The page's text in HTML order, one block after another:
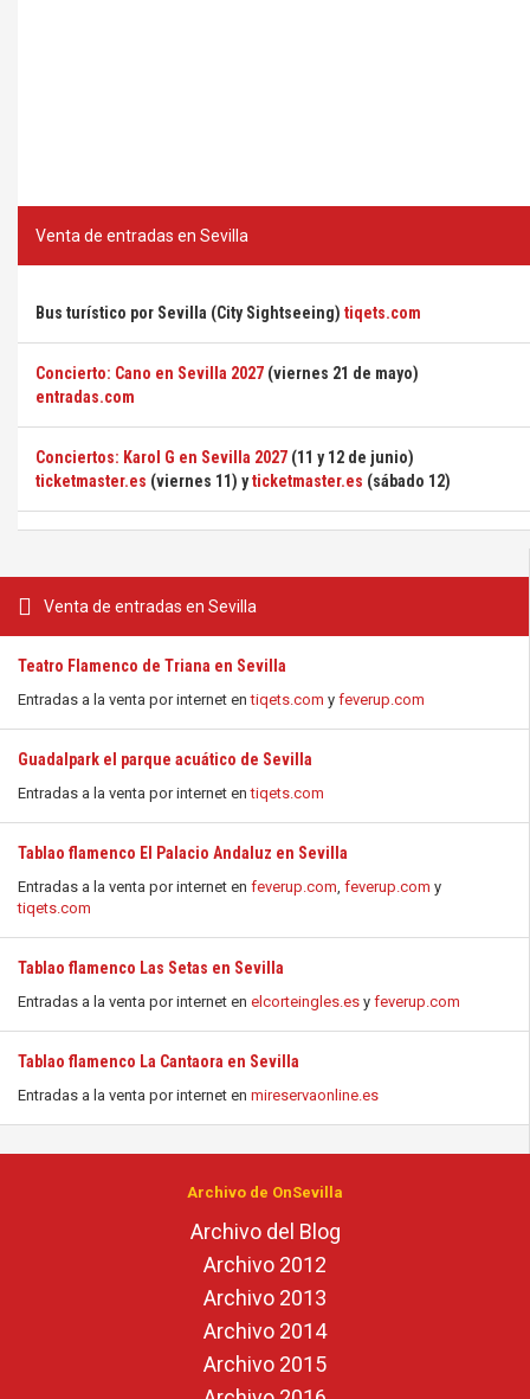
Venta de entradas en Sevilla
Teatro Flamenco de Triana en Sevilla
Entradas a la venta por internet entiqets.com y feverup.com
Guadalpark el parque acuático de Sevilla
Entradas a la venta por internet entiqets.com
Tablao flamenco El Palacio Andaluz en Sevilla
Entradas a la venta por internet en feverup.com, feverup.com y
tiqets.com
Tablao flamenco Las Setas en Sevilla
Entradas a la venta por internet en elcorteingles.es y feverup.com
Tablao flamenco La Cantaora en Sevilla
Entradas a la venta por internet en mireservaonline.es
Venta de entradas en Sevilla
Bus turístico por Sevilla (City Sightseeing) tiqets.com
Concierto: Cano en Sevilla 2027 (viernes 21 de mayo)
entradas.com
Conciertos: Karol G en Sevilla 2027 (11 y 12 de junio)
ticketmaster.es (viernes 11) yticketmaster.es (sábado 12)
Archivo de OnSevilla
Archivo del Blog
Archivo 2012
Archivo 2013
Archivo 2014
Archivo 2015